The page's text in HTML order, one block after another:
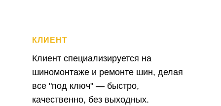
Клиент специализируется на
шиномонтаже и ремонте шин, делая
все "под ключ" — быстро,
качественно, без выходных.
КЛИЕНТ